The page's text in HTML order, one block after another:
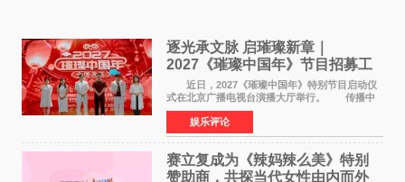
逐光承文脉 启璀璨新章｜
2027《璀璨中国年》节目招募工
作圆满启动
近日，2027《璀璨中国年》特别节目启动仪
式在北京广播电视台演播大厅举行。 传播中
华优秀传统文化，弘扬纯正国风艺术，打造高规
格、高质感、正能量的文艺盛典，是璀璨中国年
矢志不渝的初心
娱乐评论
赛立复成为《辣妈辣么美》特别
赞助商，共探当代女性由内而外